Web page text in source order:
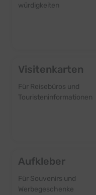
würdigkeiten
Visitenkarten
Für Reisebüros und
Touristen­informationen
Aufkleber
Für Souvenirs und
Werbegeschenke